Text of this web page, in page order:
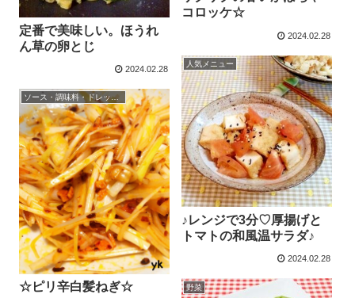
定番で美味しい。ほうれ
ん草の卵とじ
2024.02.28
コロッケ☆
2024.02.28
人気メニュー
♪レンジで3分♡厚揚げと
トマトの和風温サラダ♪
2024.02.28
ソース・調味料・ドレッシング
☆ピリ辛白髪ねぎ☆ 野菜